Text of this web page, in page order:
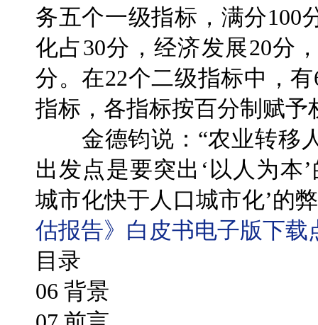
务五个一级指标，满分100
化占30分，经济发展20分
分。在22个二级指标中，
指标，各指标按百分制赋予
金德钧说：“农业转移
出发点是要突出‘以人为本
城市化快于人口城市化’的
估报告》白皮书电子版下载
目录
06 背景